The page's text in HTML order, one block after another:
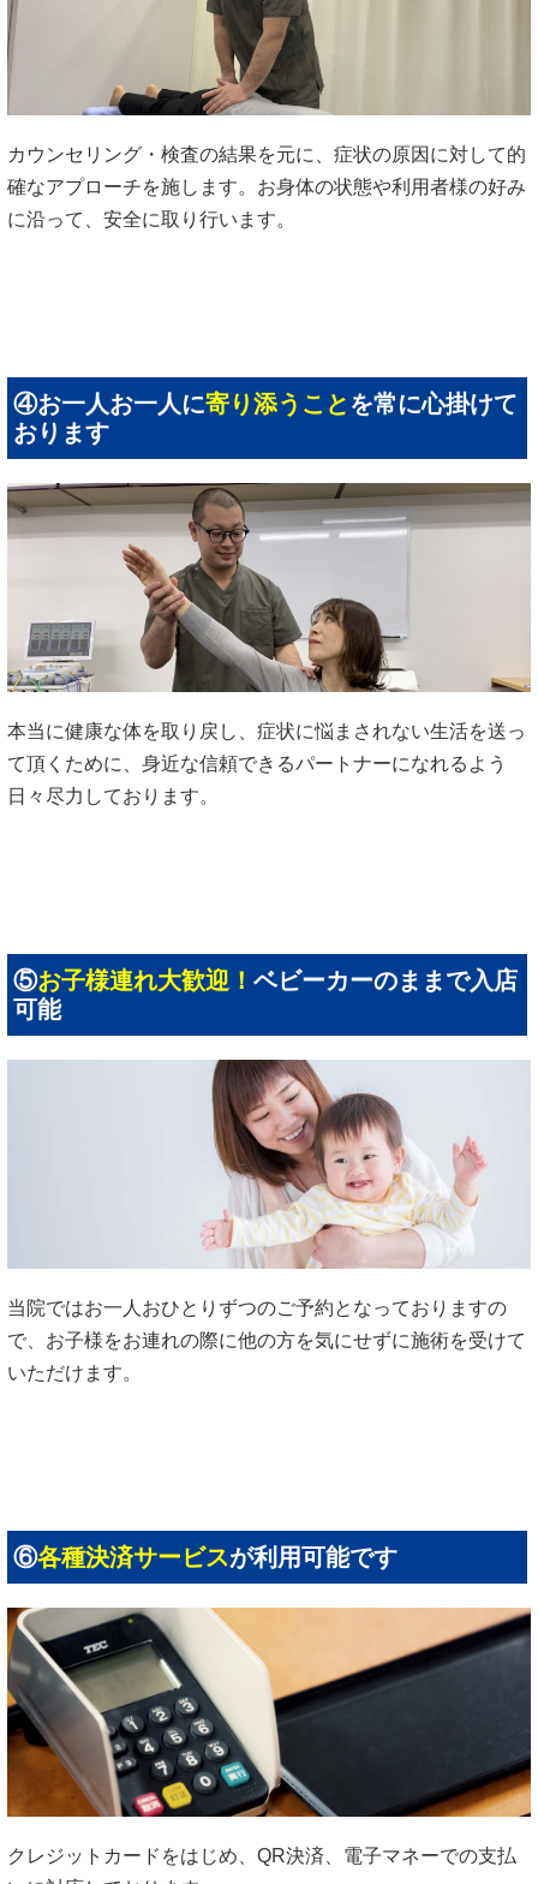
カウンセリング・検査の結果を元に、症状の原因に対して的
確なアプローチを施します。お身体の状態や利用者様の好み
に沿って、安全に取り行います。
④お一人お一人に寄り添うこと を常に心掛けて
おります
本当に健康な体を取り戻し、症状に悩まされない生活を送っ
て頂くために、身近な信頼できるパートナーになれるよう
日々尽力しております。
⑤お子様連れ大歓迎！ ベビーカーのままで入店
可能
当院ではお一人おひとりずつのご予約となっておりますの
で、お子様をお連れの際に他の方を気にせずに施術を受けて
いただけます。
⑥各種決済サービスが利用可能です
クレジットカードをはじめ、QR決済、電子マネーでの支払